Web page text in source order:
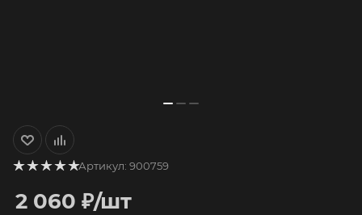
Артикул: 900759
2 060 ₽/шт